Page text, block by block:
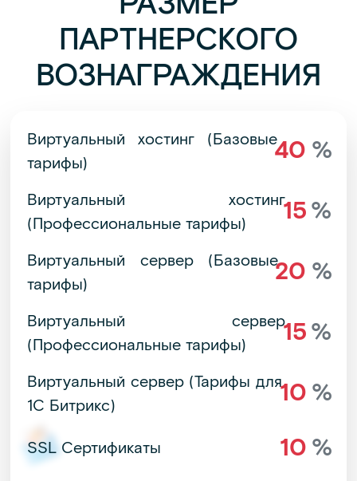
ПАРТНЕРСКОГО
ВОЗНАГРАЖДЕНИЯ
Виртуальный хостинг (Базовые
тарифы)
40 %
Виртуальный хостинг
(Профессиональные тарифы)
15%
Виртуальный сервер (Базовые
тарифы)
20 %
Виртуальный сервер
(Профессиональные тарифы)
15%
Виртуальный сервер (Тарифы для
1С Битрикс)
10 %
SSL Сертификаты 10 %